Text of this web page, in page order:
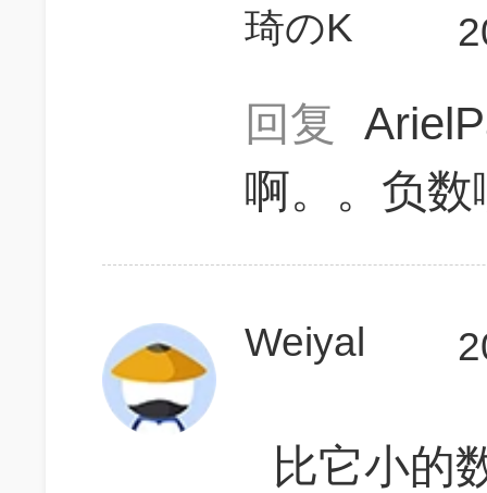
琦のK
回复
啊。。负数
Weiyal
比它小的